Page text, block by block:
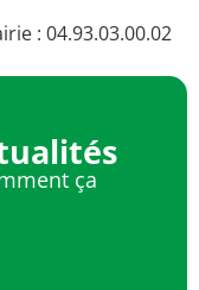
: 04.93.03.00.02
ça